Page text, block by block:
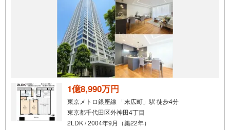
1億8,990万円
東京メトロ銀座線 「末広町」駅 徒歩4分
東京都千代田区外神田4丁目
2LDK / 2004年9月（築22年）